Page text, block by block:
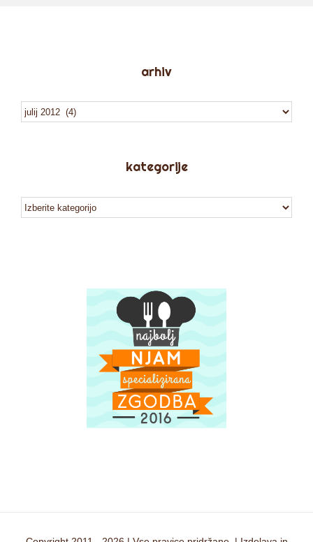
arhiv
arhiv
kategorije
kategorije